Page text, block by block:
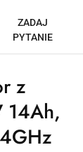
ZADAJ
PYTANIE
z
14Ah,